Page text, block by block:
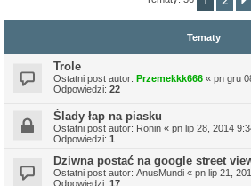
Tematy
Trole
Ostatni post autor: Przemekkk666 « pn gru
Odpowiedzi: 22
Ślady łap na piasku
Ostatni post autor: Ronin « pn lip 28, 2014
Odpowiedzi: 1
Dziwna postać na google street
Ostatni post autor: AnusMundi « pn lip 21,
Odpowiedzi: 17